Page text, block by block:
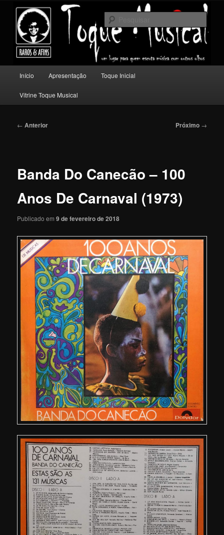
conteúdo
principalToque Musical
Um lugar para quem escuta música com outros olhos.
principal
Início Apresentação Toque Inicial
Vitrine Toque Musical
Navegação
← Anterior Próximo →
Banda Do Canecão – 100
Anos De Carnaval (1973)
Publicado em9 de fevereiro de 2018